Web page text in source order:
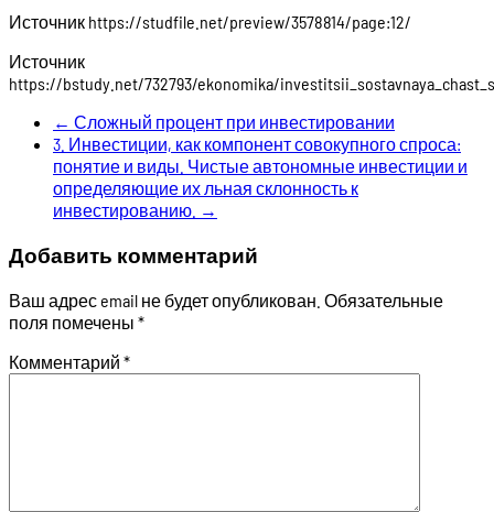
Источник https://studfile.net/preview/3578814/page:12/
Источник
https://bstudy.net/732793/ekonomika/
← Сложный процент при инвестировании
3. Инвестиции, как компонент совокупного спроса:
понятие и виды. Чистые автономные инвестиции и
определяющие их льная склонность к
инвестированию. →
Добавить комментарий
Ваш адрес email не будет опубликован. Обязательные
поля помечены *
Комментарий *